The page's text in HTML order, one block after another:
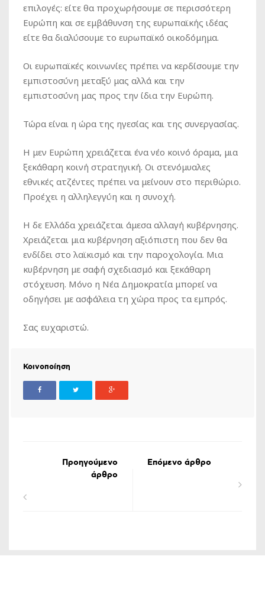
επιλογές: είτε θα προχωρήσουμε σε περισσότερη
Ευρώπη και σε εμβάθυνση της ευρωπαϊκής ιδέας
είτε θα διαλύσουμε το ευρωπαϊκό οικοδόμημα.
Οι ευρωπαϊκές κοινωνίες πρέπει να κερδίσουμε την
εμπιστοσύνη μεταξύ μας αλλά και την
εμπιστοσύνη μας προς την ίδια την Ευρώπη.
Τώρα είναι η ώρα της ηγεσίας και της συνεργασίας.
Η μεν Ευρώπη χρειάζεται ένα νέο κοινό όραμα, μια
ξεκάθαρη κοινή στρατηγική. Οι στενόμυαλες
εθνικές ατζέντες πρέπει να μείνουν στο περιθώριο.
Προέχει η αλληλεγγύη και η συνοχή.
Η δε Ελλάδα χρειάζεται άμεσα αλλαγή κυβέρνησης.
Χρειάζεται μια κυβέρνηση αξιόπιστη που δεν θα
ενδίδει στο λαϊκισμό και την παροχολογία. Μια
κυβέρνηση με σαφή σχεδιασμό και ξεκάθαρη
στόχευση. Μόνο η Νέα Δημοκρατία μπορεί να
οδηγήσει με ασφάλεια τη χώρα προς τα εμπρός.
Σας ευχαριστώ.
Κοινοποίηση
Προηγούμενο
άρθρο
Επόμενο άρθρο